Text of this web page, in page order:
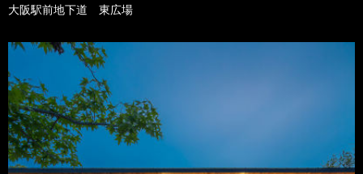
大阪駅前地下道 東広場